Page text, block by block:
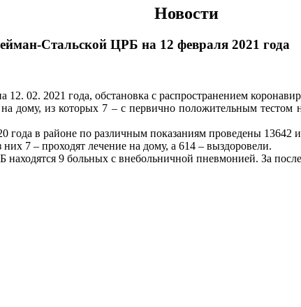
Новости
Стальской ЦРБ на 12 февраля 2021 года
02. 2021 года, обстановка с распространением
дому, из которых 7 – с первично положительным
года в районе по различным показаниям проведены 13642
7 – проходят лечение на дому, а 614 – выздоровели.
9 больных с внебольничной пневмонией. За